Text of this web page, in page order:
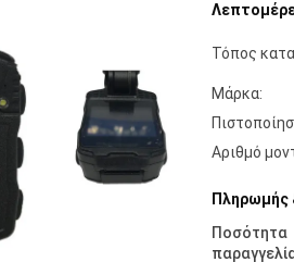
Τόπος
Μάρκα:
Αριθμό
Πληρωμής
Ποσότητα